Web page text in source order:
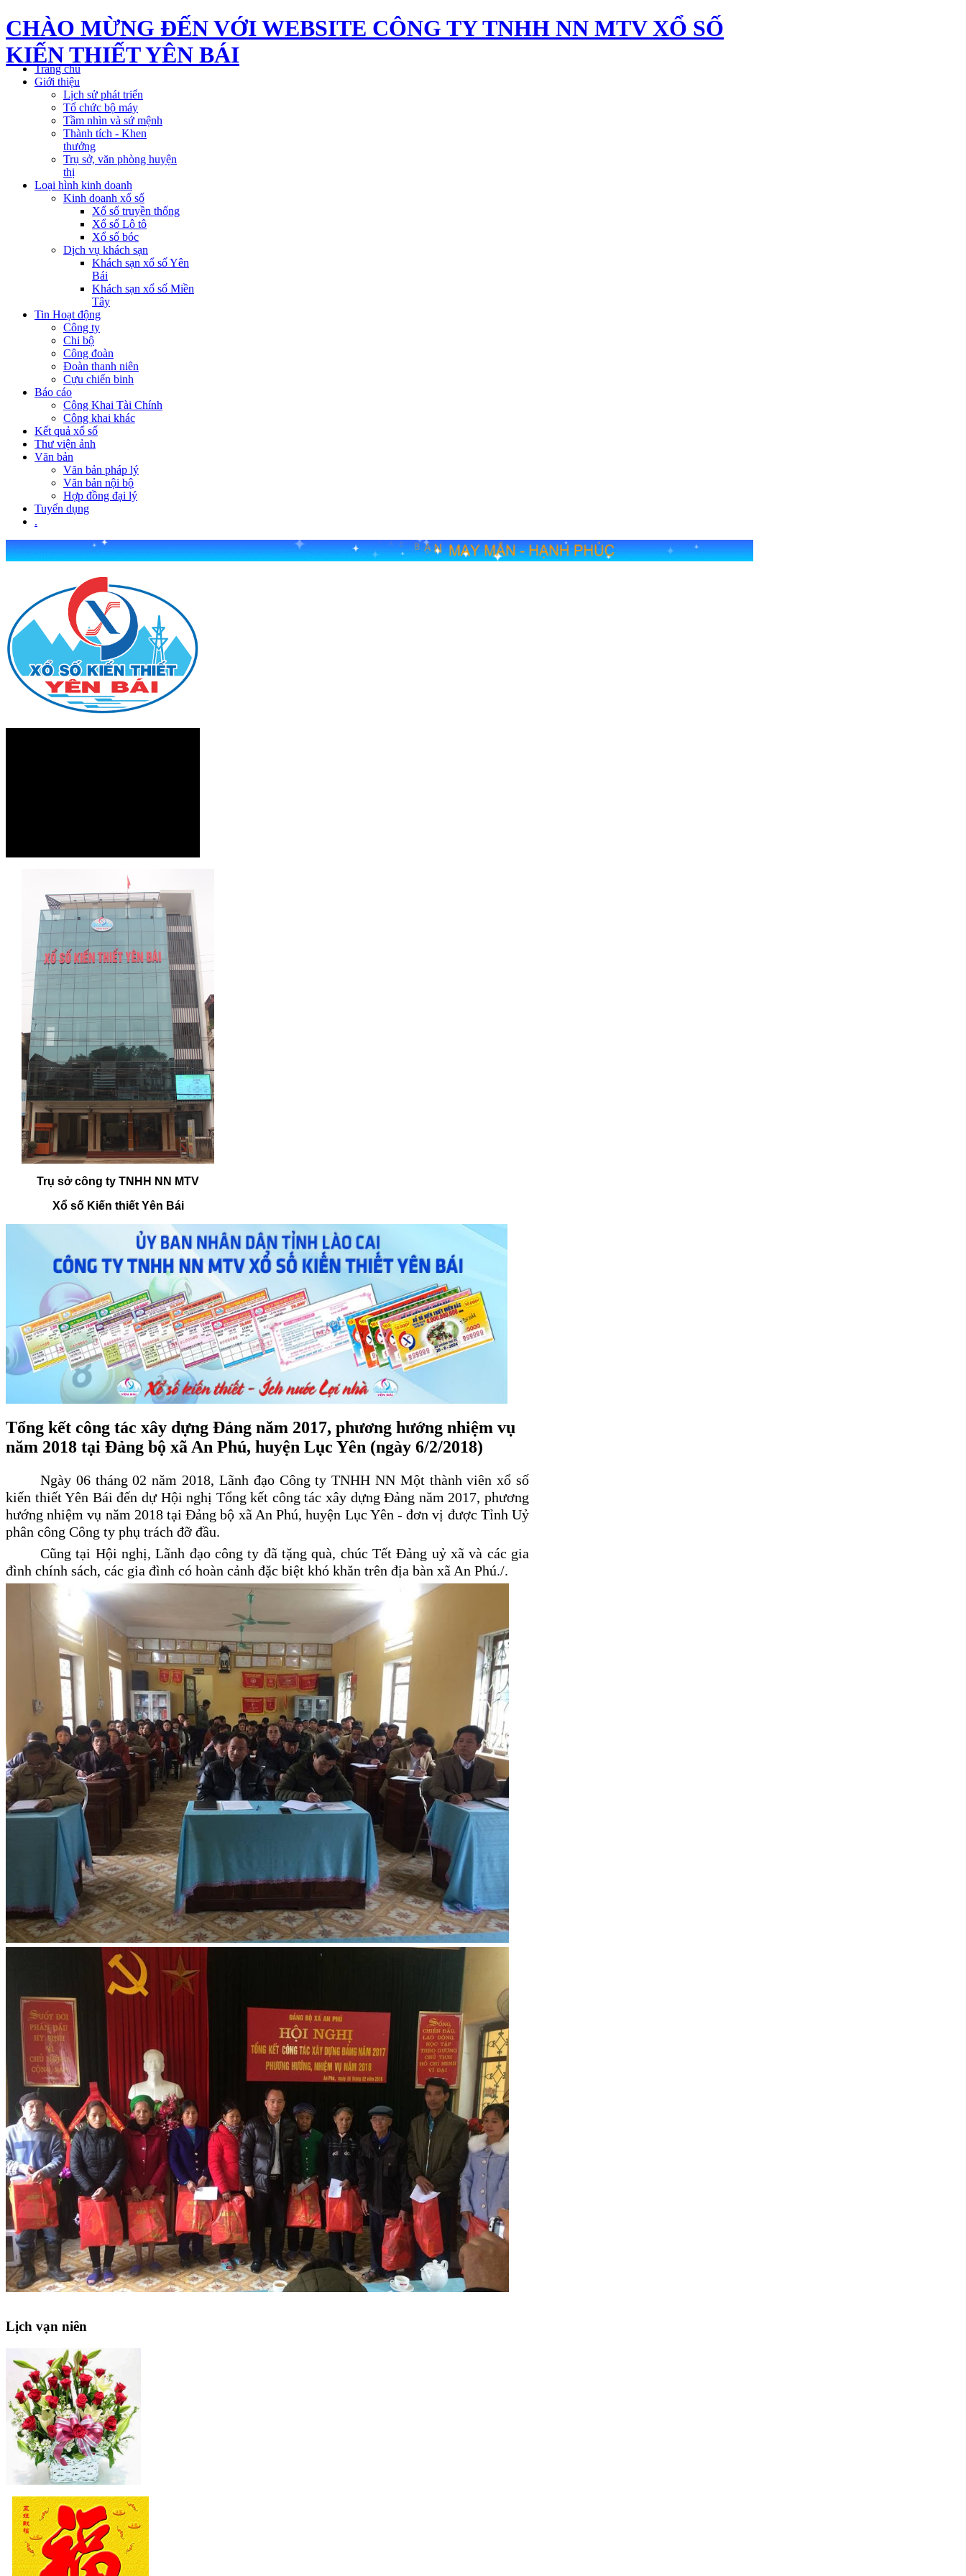
CHÀO MỪNG ĐẾN VỚI WEBSITE CÔNG TY TNHH NN MTV XỔ SỐ
KIẾN THIẾT YÊN BÁI
Trang chủ
Giới thiệu
Lịch sử phát triển
Tổ chức bộ máy
Tầm nhìn và sứ mệnh
Thành tích - Khen
thưởng
Trụ sở, văn phòng huyện
thị
Loại hình kinh doanh
Kinh doanh xổ số
Xổ số truyền thống
Xổ số Lô tô
Xổ số bóc
Dịch vụ khách sạn
Khách sạn xổ số Yên
Bái
Khách sạn xổ số Miền
Tây
Tin Hoạt động
Công ty
Chi bộ
Công đoàn
Đoàn thanh niên
Cựu chiến binh
Báo cáo
Công Khai Tài Chính
Công khai khác
Kết quả xổ số
Thư viện ảnh
Văn bản
Văn bản pháp lý
Văn bản nội bộ
Hợp đồng đại lý
Tuyển dụng
.
Trụ sở công ty TNHH NN MTV
Xổ số Kiến thiết Yên Bái
Tổng kết công tác xây dựng Đảng năm 2017, phương hướng nhiệm vụ
năm 2018 tại Đảng bộ xã An Phú, huyện Lục Yên (ngày 6/2/2018)
Ngày 06 tháng 02 năm 2018, Lãnh đạo Công ty TNHH NN Một thành viên xổ số
kiến thiết Yên Bái đến dự Hội nghị Tổng kết công tác xây dựng Đảng năm 2017, phương
hướng nhiệm vụ năm 2018 tại Đảng bộ xã An Phú, huyện Lục Yên - đơn vị được Tỉnh Uỷ
phân công Công ty phụ trách đỡ đầu.
Cũng tại Hội nghị, Lãnh đạo công ty đã tặng quà, chúc Tết Đảng uỷ xã và các gia
đình chính sách, các gia đình có hoàn cảnh đặc biệt khó khăn trên địa bàn xã An Phú./.
Lịch vạn niên